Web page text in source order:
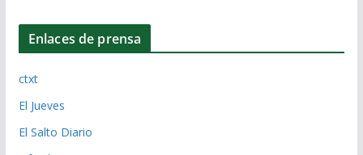
Enlaces de prensa
ctxt
El Jueves
El Salto Diario